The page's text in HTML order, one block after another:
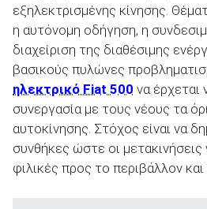
ΑΝΑΖΗΤΗΣΗ
Επιχειρήσεις
ΑΝΑΖΗΤΗΣΗ
εξηλεκτρισμένης κίνησης.
η αυτόνομη οδήγηση, η
διαχείριση της διαθέσιμης
βασικούς πυλώνες
ηλεκτρικό Fiat 500 να έρχεται
συνεργασία με τους νέους τα
αυτοκίνησης. Στόχος είναι να
συνθήκες ώστε οι μετακινήσεις
φιλικές προς το περιβάλλον